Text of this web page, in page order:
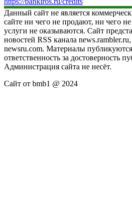
Данный сайт не является
сайте ни чего не продают, ни чего
услуги не оказываются. Сайт
новостей RSS канала
newsru.com. Материалы
ответственность за достоверность
Администрация сайта не несёт.
Сайт от bmb1 @ 2024